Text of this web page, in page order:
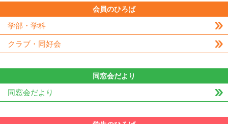
会員のひろば
学部・学科
クラブ・同好会
同窓会だより
同窓会だより